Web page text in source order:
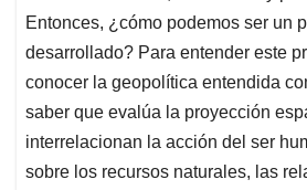
Entonces, ¿cómo podemos ser un
desarrollado? Para entender este
conocer la geopolítica entendida
saber que evalúa la proyección
interrelacionan la acción del ser
sobre los recursos naturales, las